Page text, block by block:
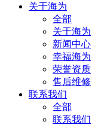
关于海为
全部
关于海为
新闻中心
幸福海为
荣誉资质
售后维修
联系我们
全部
联系我们